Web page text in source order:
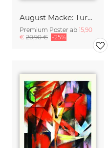
August Macke: Türkisches Café - Ausstellungsposter
Premium Poster ab 15,90
€ 20,90 € -25%